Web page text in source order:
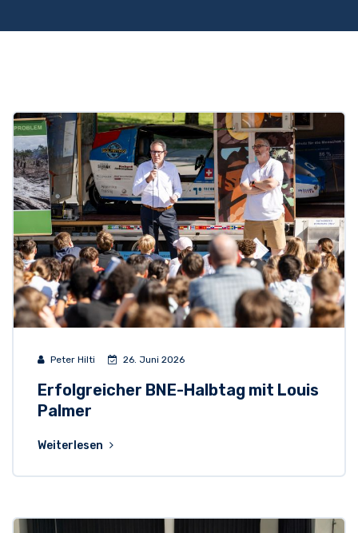
Peter Hilti 26. Juni 2026
Erfolgreicher BNE-Halbtag mit Louis
Palmer
Weiterlesen